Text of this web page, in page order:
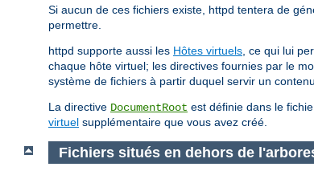
Si aucun de ces fichiers existe, httpd tentera de
permettre.
httpd supporte aussi les Hôtes virtuels , ce qui lui
chaque hôte virtuel; les directives fournies par le
système de fichiers à partir duquel servir un
La directive DocumentRoot est définie dans le
virtuel supplémentaire que vous avez créé.
Fichiers situés en dehors de